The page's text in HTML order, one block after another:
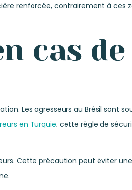
renforcée, contrairement à ces
cas
Les agresseurs au Brésil sont
en Turquie, cette règle de
Cette précaution peut éviter